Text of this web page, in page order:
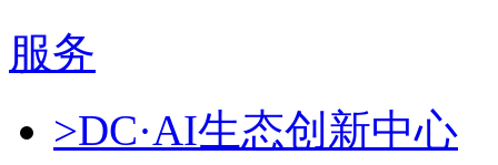
服务
>DC·AI生态创新中心